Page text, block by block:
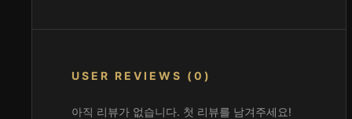
USER REVIEWS (0)
아직 리뷰가 없습니다. 첫 리뷰를 남겨주세요!